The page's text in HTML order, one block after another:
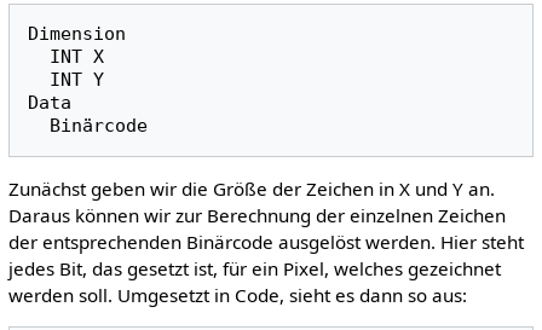
Dimension
Data
  Binärcode
Zunächst geben wir die Größe der Zeichen in X und Y an.
Daraus können wir zur Berechnung der einzelnen Zeichen
der entsprechenden Binärcode ausgelöst werden. Hier steht
jedes Bit, das gesetzt ist, für ein Pixel, welches gezeichnet
werden soll. Umgesetzt in Code, sieht es dann so aus: